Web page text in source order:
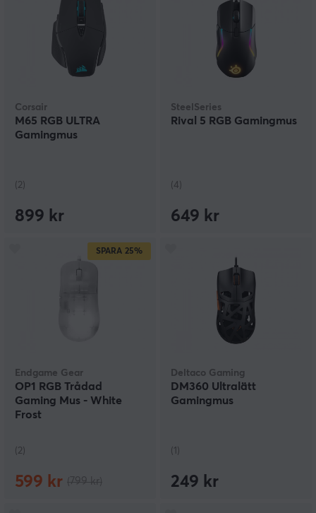
Corsair
M65 RGB ULTRA
Gamingmus
(2)
899 kr
SteelSeries
Rival 5 RGB Gamingmus
(4)
649 kr
SPARA 25%
Endgame Gear
OP1 RGB Trådad
Gaming Mus - White
Frost
(2)
599 kr
Deltaco Gaming
DM360 Ultralätt
Gamingmus
(1)
249 kr